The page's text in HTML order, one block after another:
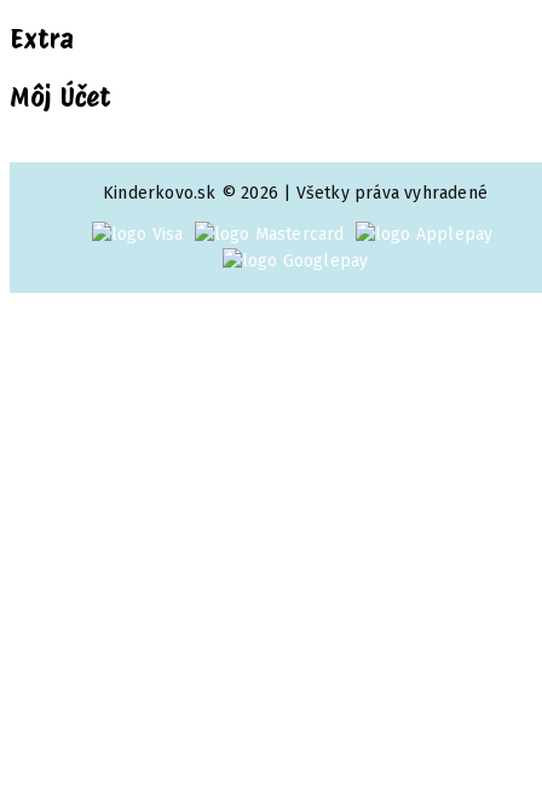
Extra
Môj Účet
Kinderkovo.sk © 2026 | Všetky práva vyhradené